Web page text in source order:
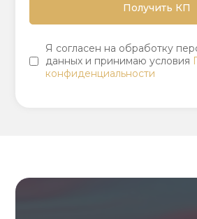
Я согласен на обработку
данных и принимаю условия
конфиденциальности